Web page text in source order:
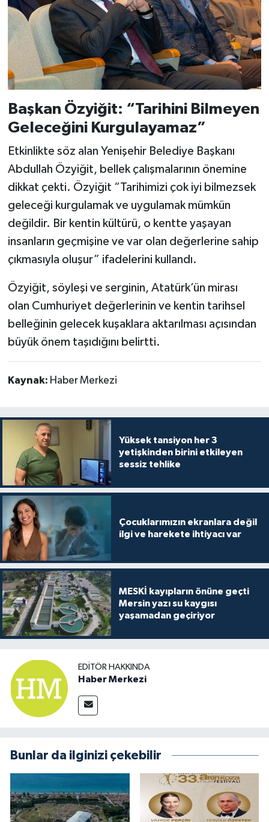
Başkan Özyiğit: “Tarihini Bilmeyen
Geleceğini Kurgulayamaz”
Etkinlikte söz alan Yenişehir Belediye Başkanı
Abdullah Özyiğit, bellek çalışmalarının önemine
dikkat çekti. Özyiğit “Tarihimizi çok iyi bilmezsek
geleceği kurgulamak ve uygulamak mümkün
değildir. Bir kentin kültürü, o kentte yaşayan
insanların geçmişine ve var olan değerlerine sahip
çıkmasıyla oluşur” ifadelerini kullandı.
Özyiğit, söyleşi ve serginin, Atatürk’ün mirası
olan Cumhuriyet değerlerinin ve kentin tarihsel
belleğinin gelecek kuşaklara aktarılması açısından
büyük önem taşıdığını belirtti.
Kaynak: Haber Merkezi
Yüksek tansiyon her 3
yetişkinden birini etkileyen
sessiz tehlike
Çocuklarımızın ekranlara değil
ilgi ve harekete ihtiyacı var
MESKİ kayıpların önüne geçti
Mersin yazı su kaygısı
yaşamadan geçiriyor
EDITÖR HAKKINDA
Haber Merkezi
Bunlar da ilginizi çekebilir